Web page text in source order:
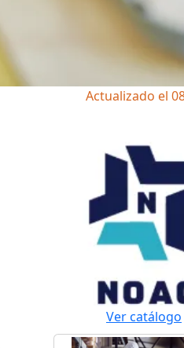
Actualizado el
Ver catálogo